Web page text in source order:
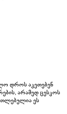
დროს აკეთებენ
არამედ ცესკოს
ეს